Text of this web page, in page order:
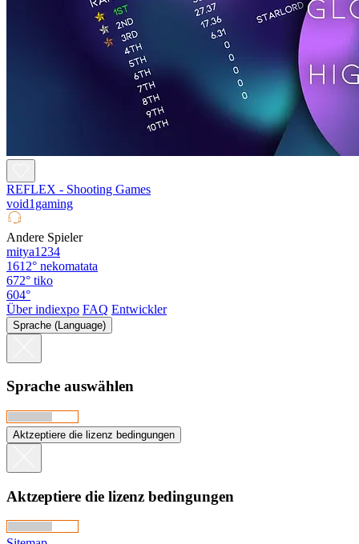
REFLEX - Shooting Games
void1gaming
Andere Spieler
mitya1234
1612° nekomatata
672° tiko
604°
Über indiexpo FAQ Entwickler
Sprache (Language)
Sprache auswählen
Aktzeptiere die lizenz bedingungen
Aktzeptiere die lizenz bedingungen